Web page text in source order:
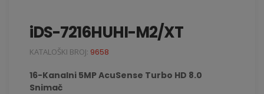
iDS-7216HUHI-M2/XT
KATALOŠKI BROJ: 9658
16-Kanalni 5MP AcuSense Turbo HD 8.0
Snimač